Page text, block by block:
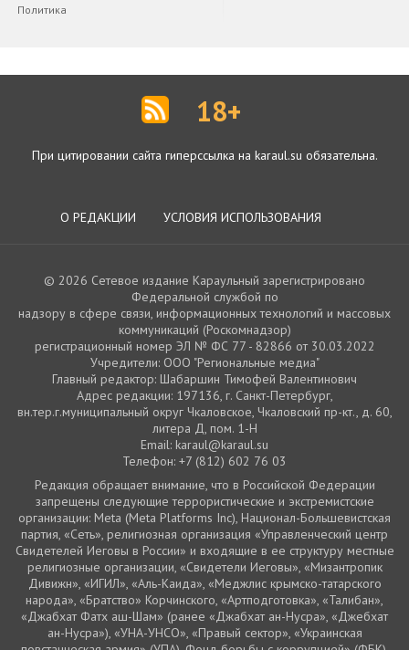
Политика
18+
При цитировании сайта гиперссылка на karaul.su обязательна.
О РЕДАКЦИИ УСЛОВИЯ ИСПОЛЬЗОВАНИЯ
© 2026 Сетевое издание Караульный зарегистрировано
Федеральной службой по
надзору в сфере связи, информационных технологий и массовых
коммуникаций (Роскомнадзор)
регистрационный номер ЭЛ № ФС 77 - 82866 от 30.03.2022
Учредители: ООО "Региональные медиа"
Главный редактор: Шабаршин Тимофей Валентинович
Адрес редакции: 197136, г. Санкт-Петербург,
вн.тер.г.муниципальный округ Чкаловское, Чкаловский пр-кт., д. 60,
литера Д, пом. 1-Н
Email: karaul@karaul.su
Телефон: +7 (812) 602 76 03
Редакция обращает внимание, что в Российской Федерации
запрещены следующие террористические и экстремистские
организации: Meta (Meta Platforms Inc), Национал-Большевистская
партия, «Сеть», религиозная организация «Управленческий центр
Свидетелей Иеговы в России» и входящие в ее структуру местные
религиозные организации, «Свидетели Иеговы», «Мизантропик
Дивижн», «ИГИЛ», «Аль-Каида», «Меджлис крымско-татарского
народа», «Братство» Корчинского, «Артподготовка», «Талибан»,
«Джабхат Фатх аш-Шам» (ранее «Джабхат ан-Нусра», «Джебхат
ан-Нусра»), «УНА-УНСО», «Правый сектор», «Украинская